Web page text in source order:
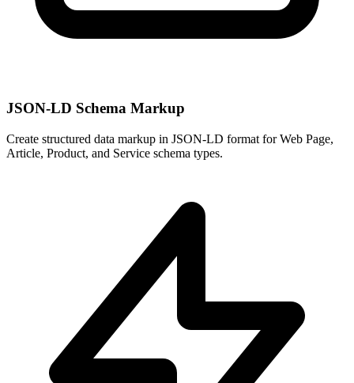
JSON-LD Schema Markup
Create structured data markup in JSON-LD format for Web Page,
Article, Product, and Service schema types.